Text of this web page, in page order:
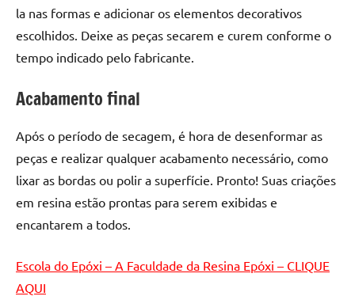
de
tampinhas
resinadas.
la nas formas e adicionar os elementos decorativos
escolhidos. Deixe as peças secarem e curem conforme o
tempo indicado pelo fabricante.
Acabamento final
Após o período de secagem, é hora de desenformar as
peças e realizar qualquer acabamento necessário, como
lixar as bordas ou polir a superfície. Pronto! Suas criações
em resina estão prontas para serem exibidas e
encantarem a todos.
Escola do Epóxi – A Faculdade da Resina Epóxi – CLIQUE
AQUI